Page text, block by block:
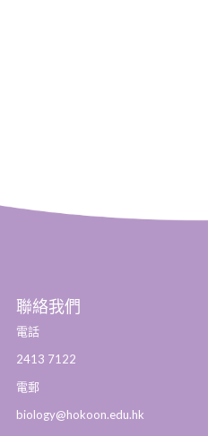
聯絡我們
電話
2413 7122
電郵
biology@hokoon.edu.hk​